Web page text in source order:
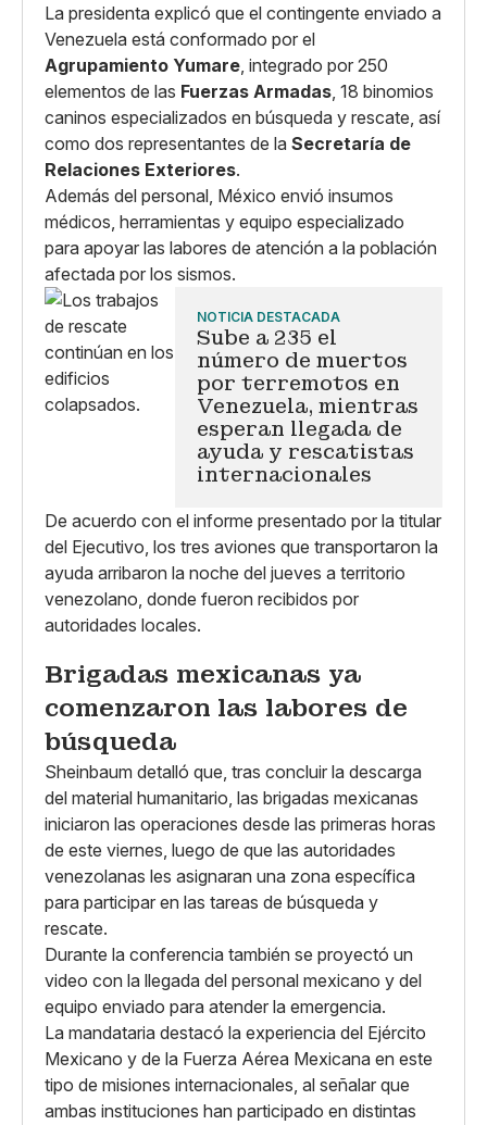
La presidenta explicó que el contingente enviado a
Venezuela está conformado por el
Agrupamiento Yumare , integrado por 250
elementos de las Fuerzas Armadas , 18 binomios
caninos especializados en búsqueda y rescate, así
como dos representantes de la Secretaría de
Relaciones Exteriores.
Además del personal, México envió insumos
médicos, herramientas y equipo especializado
para apoyar las labores de atención a la población
afectada por los sismos.
NOTICIA DESTACADA
Sube a 235 el
número de muertos
por terremotos en
Venezuela, mientras
esperan llegada de
ayuda y rescatistas
internacionales
De acuerdo con el informe presentado por la titular
del Ejecutivo, los tres aviones que transportaron la
ayuda arribaron la noche del jueves a territorio
venezolano, donde fueron recibidos por
autoridades locales.
Brigadas mexicanas ya
comenzaron las labores de
búsqueda
Sheinbaum detalló que, tras concluir la descarga
del material humanitario, las brigadas mexicanas
iniciaron las operaciones desde las primeras horas
de este viernes, luego de que las autoridades
venezolanas les asignaran una zona específica
para participar en las tareas de búsqueda y
rescate.
Durante la conferencia también se proyectó un
video con la llegada del personal mexicano y del
equipo enviado para atender la emergencia.
La mandataria destacó la experiencia del Ejército
Mexicano y de la Fuerza Aérea Mexicana en este
tipo de misiones internacionales, al señalar que
ambas instituciones han participado en distintas